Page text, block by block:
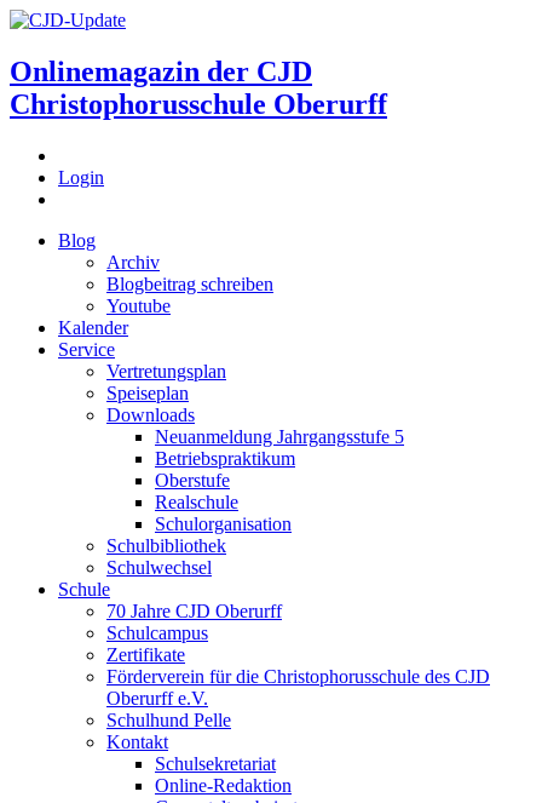
Onlinemagazin der CJD
Christophorusschule Oberurff
Login
Blog
Archiv
Blogbeitrag schreiben
Youtube
Kalender
Service
Vertretungsplan
Speiseplan
Downloads
Neuanmeldung Jahrgangsstufe 5
Betriebspraktikum
Oberstufe
Realschule
Schulorganisation
Schulbibliothek
Schulwechsel
Schule
70 Jahre CJD Oberurff
Schulcampus
Zertifikate
Förderverein für die Christophorusschule des CJD
Oberurff e.V.
Schulhund Pelle
Kontakt
Schulsekretariat
Online-Redaktion